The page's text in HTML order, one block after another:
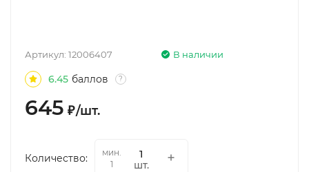
В наличии
Артикул: 12006407
6.45 баллов ?
645 ₽/шт.
Количество:
мин.
1
шт.